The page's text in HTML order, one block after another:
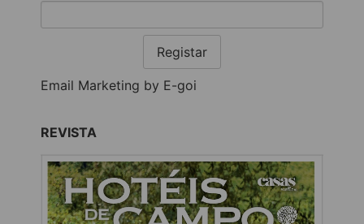
Registar
Email Marketing by E-goi
REVISTA